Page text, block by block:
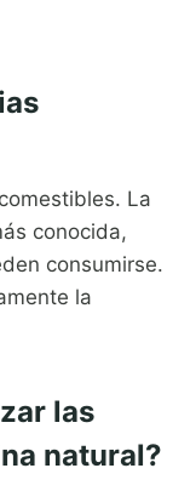
La
conocida,
consumirse.
la
las
natural?